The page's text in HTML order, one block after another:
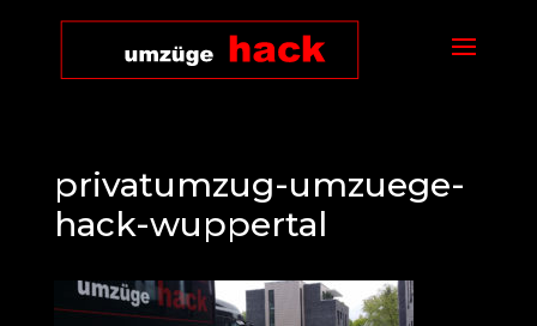
privatumzug-umzuege-
hack-wuppertal